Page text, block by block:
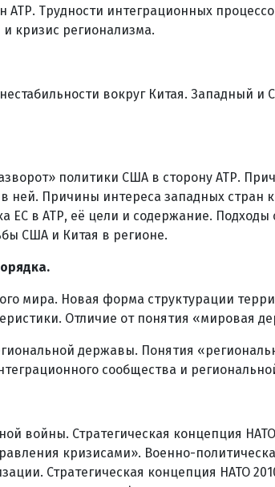
АТР. Трудности интеграционных
кризис регионализма.
вокруг Китая. Западный и
политики США в сторону АТР.
ней. Причины интереса западных стран
в АТР, её цели и содержание. Подходы
США и Китая в регионе.
мира. Новая форма структурации
Отличие от понятия «мировая
державы. Понятия
сообщества и
войны. Стратегическая концепция
кризисами». Военно-
Стратегическая концепция НАТО